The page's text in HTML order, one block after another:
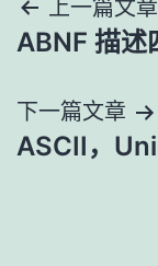
文
章
导
航
ABNF 描述
下一篇文章
ASCII，